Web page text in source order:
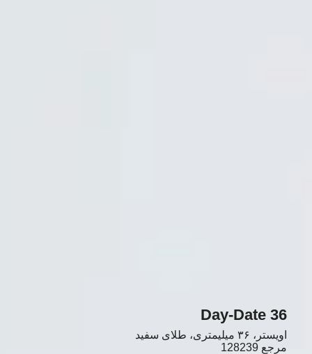
Day-Date 36
اویستر، ٣۶ میلیمتری، طلای سفید
مرجع 128239